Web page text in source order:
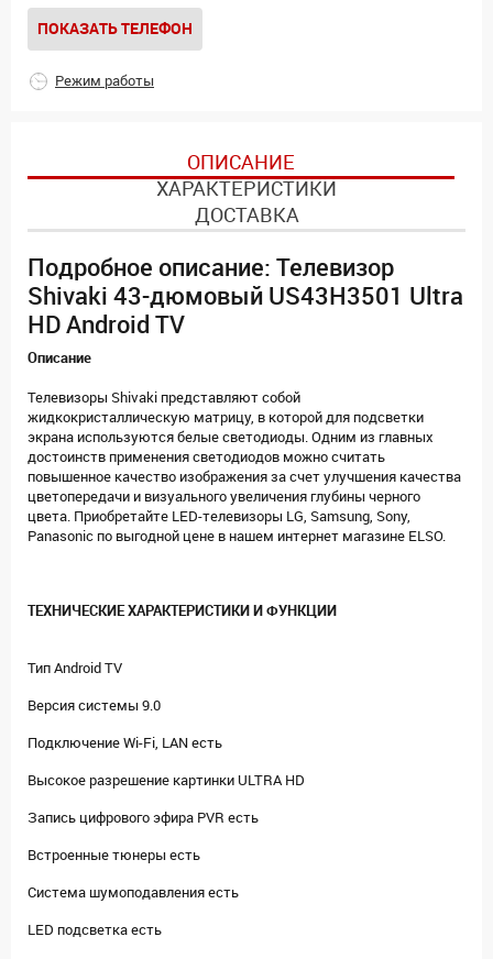
ПОКАЗАТЬ ТЕЛЕФОН
Режим работы
ОПИСАНИЕ
ХАРАКТЕРИСТИКИ
ДОСТАВКА
Подробное описание: Телевизор
Shivaki 43-дюмовый US43H3501 Ultra
HD Android TV
Описание
Телевизоры Shivaki представляют собой
жидкокристаллическую матрицу, в которой для подсветки
экрана используются белые светодиоды. Одним из главных
достоинств применения светодиодов можно считать
повышенное качество изображения за счет улучшения качества
цветопередачи и визуального увеличения глубины черного
цвета. Приобретайте LED-телевизоры LG, Samsung, Sony,
Panasonic по выгодной цене в нашем интернет магазине ELSO.
ТЕХНИЧЕСКИЕ ХАРАКТЕРИСТИКИ И ФУНКЦИИ
Тип Android TV
Версия системы 9.0
Подключение Wi-Fi, LAN есть
Высокое разрешение картинки ULTRA HD
Запись цифрового эфира PVR есть
Встроенные тюнеры есть
Система шумоподавления есть
LED подсветка есть